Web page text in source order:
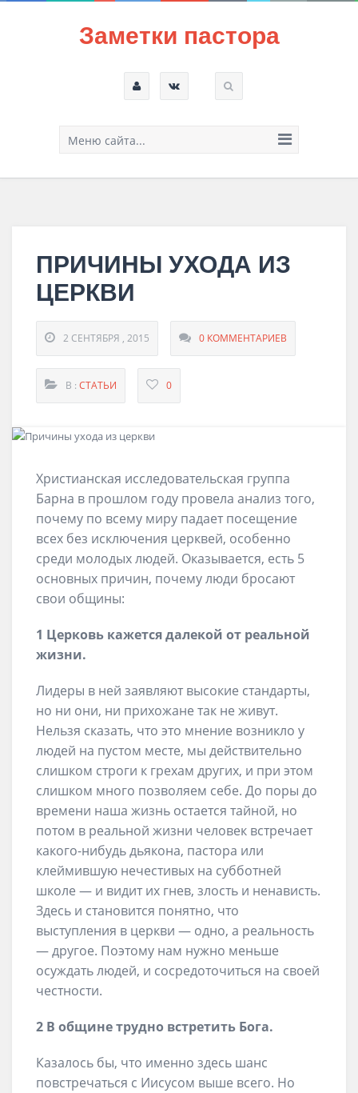
Заметки пастора
Меню сайта...
ПРИЧИНЫ УХОДА ИЗ
ЦЕРКВИ
2 СЕНТЯБРЯ , 2015 0 КОММЕНТАРИЕВ
В : СТАТЬИ 0
Христианская исследовательская группа
Барна в прошлом году провела анализ того,
почему по всему миру падает посещение
всех без исключения церквей, особенно
среди молодых людей. Оказывается, есть 5
основных причин, почему люди бросают
свои общины:
1 Церковь кажется далекой от реальной
жизни.
Лидеры в ней заявляют высокие стандарты,
но ни они, ни прихожане так не живут.
Нельзя сказать, что это мнение возникло у
людей на пустом месте, мы действительно
слишком строги к грехам других, и при этом
слишком много позволяем себе. До поры до
времени наша жизнь остается тайной, но
потом в реальной жизни человек встречает
какого-нибудь дьякона, пастора или
клеймившую нечестивых на субботней
школе — и видит их гнев, злость и ненависть.
Здесь и становится понятно, что
выступления в церкви — одно, а реальность
— другое. Поэтому нам нужно меньше
осуждать людей, и сосредоточиться на своей
честности.
2 В общине трудно встретить Бога.
Казалось бы, что именно здесь шанс
повстречаться с Иисусом выше всего. Но